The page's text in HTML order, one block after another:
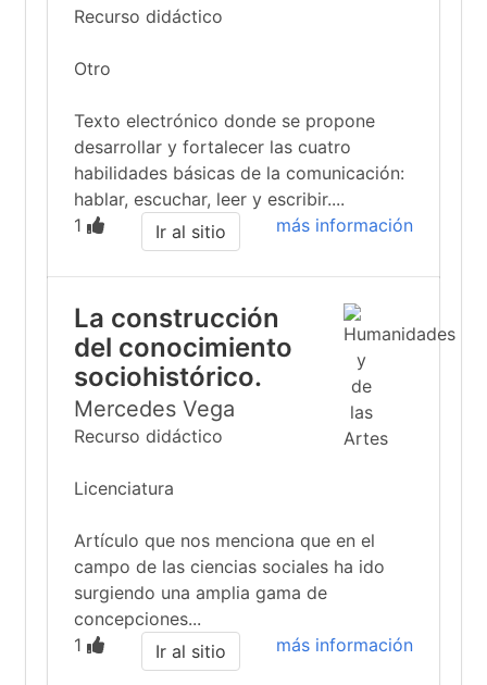
Recurso didáctico
Otro
Texto electrónico donde se propone
desarrollar y fortalecer las cuatro
habilidades básicas de la comunicación:
hablar, escuchar, leer y escribir....
1
más información
Ir al sitio
La construcción
del conocimiento
sociohistórico.
Mercedes Vega
Recurso didáctico
Licenciatura
Artículo que nos menciona que en el
campo de las ciencias sociales ha ido
surgiendo una amplia gama de
concepciones...
1
más información
Ir al sitio